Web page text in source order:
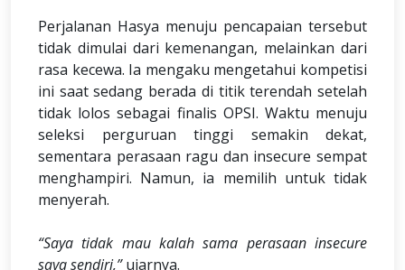
Perjalanan Hasya menuju pencapaian tersebut
tidak dimulai dari kemenangan, melainkan dari
rasa kecewa. Ia mengaku mengetahui kompetisi
ini saat sedang berada di titik terendah setelah
tidak lolos sebagai finalis OPSI. Waktu menuju
seleksi perguruan tinggi semakin dekat,
sementara perasaan ragu dan insecure sempat
menghampiri. Namun, ia memilih untuk tidak
menyerah.
“Saya tidak mau kalah sama perasaan insecure
saya sendiri,”ujarnya.